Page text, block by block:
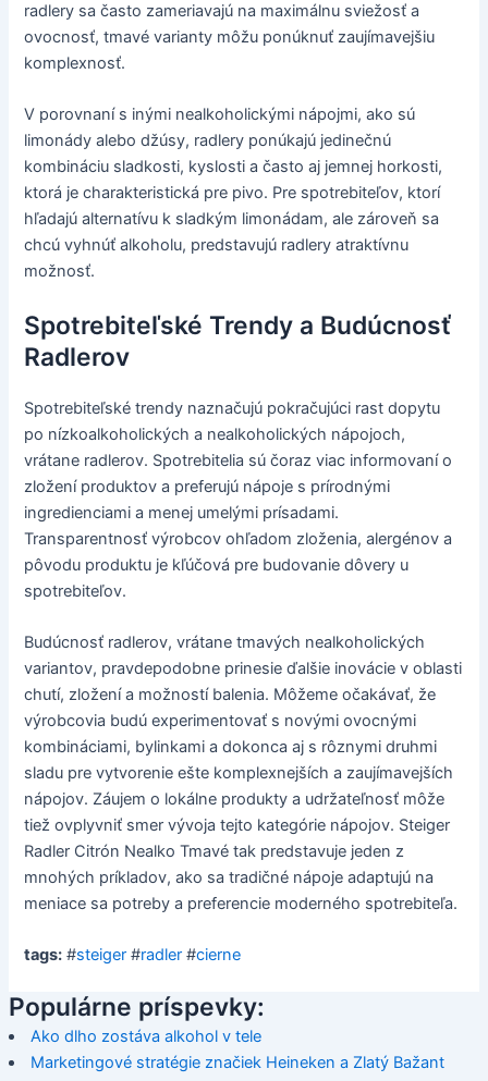
radlery sa často zameriavajú na maximálnu sviežosť a
ovocnosť, tmavé varianty môžu ponúknuť zaujímavejšiu
komplexnosť.
V porovnaní s inými nealkoholickými nápojmi, ako sú
limonády alebo džúsy, radlery ponúkajú jedinečnú
kombináciu sladkosti, kyslosti a často aj jemnej horkosti,
ktorá je charakteristická pre pivo. Pre spotrebiteľov, ktorí
hľadajú alternatívu k sladkým limonádam, ale zároveň sa
chcú vyhnúť alkoholu, predstavujú radlery atraktívnu
možnosť.
Spotrebiteľské Trendy a Budúcnosť
Radlerov
Spotrebiteľské trendy naznačujú pokračujúci rast dopytu
po nízkoalkoholických a nealkoholických nápojoch,
vrátane radlerov. Spotrebitelia sú čoraz viac informovaní o
zložení produktov a preferujú nápoje s prírodnými
ingredienciami a menej umelými prísadami.
Transparentnosť výrobcov ohľadom zloženia, alergénov a
pôvodu produktu je kľúčová pre budovanie dôvery u
spotrebiteľov.
Budúcnosť radlerov, vrátane tmavých nealkoholických
variantov, pravdepodobne prinesie ďalšie inovácie v oblasti
chutí, zložení a možností balenia. Môžeme očakávať, že
výrobcovia budú experimentovať s novými ovocnými
kombináciami, bylinkami a dokonca aj s rôznymi druhmi
sladu pre vytvorenie ešte komplexnejších a zaujímavejších
nápojov. Záujem o lokálne produkty a udržateľnosť môže
tiež ovplyvniť smer vývoja tejto kategórie nápojov. Steiger
Radler Citrón Nealko Tmavé tak predstavuje jeden z
mnohých príkladov, ako sa tradičné nápoje adaptujú na
meniace sa potreby a preferencie moderného spotrebiteľa.
tags: #steiger #radler #cierne
Populárne príspevky:
Ako dlho zostáva alkohol v tele
Marketingové stratégie značiek Heineken a Zlatý Bažant